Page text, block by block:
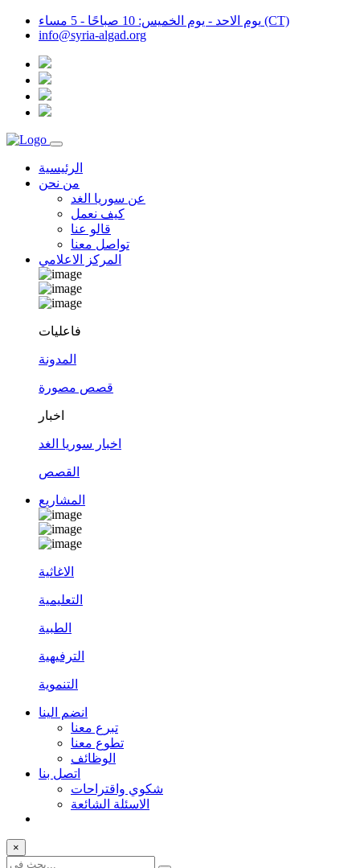
يوم الاحد - يوم الخميس: 10 صباحًا - 5 مساء (CT)
info@syria-algad.org
الرئيسية
من نحن
عن سوريا الغد
كيف نعمل
قالو عنا
تواصل معنا
المركز الاعلامي
فاعليات
المدونة
قصص مصورة
اخبار
اخبار سوريا الغد
القصص
المشاريع
الاغاثية
التعليمية
الطبية
الترفيهية
التنموية
انضم الينا
تبرع معنا
تطوع معنا
الوظائف
اتصل بنا
شكوي واقتراحات
الاسئلة الشائعة
×